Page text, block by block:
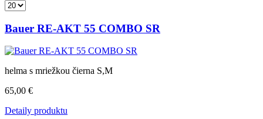
Bauer RE-AKT 55 COMBO SR
helma s mriežkou čierna S,M
65,00 €
Detaily produktu